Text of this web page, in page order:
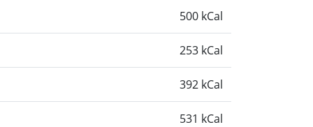
500 kCal
253 kCal
392 kCal
531 kCal